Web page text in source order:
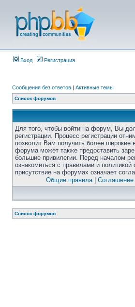
Вход Регистрация
Сообщения без ответов | Активные темы
Список форумов
Для того, чтобы войти на форум, Вы
регистрации. Процесс регистрации
позволит Вам получить более широкие
форума может также предоставить
большие привилегии. Перед началом
ознакомиться с правилами и
присутствие на форумах означает
Общие правила| Соглашение
Список форумов